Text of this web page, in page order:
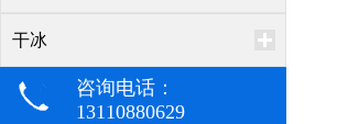
干冰
咨询电话：
13110880629